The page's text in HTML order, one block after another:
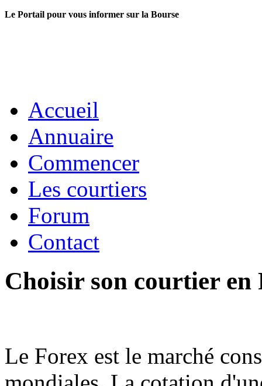
Le Portail pour vous informer sur la Bourse
Accueil
Annuaire
Commencer
Les courtiers
Forum
Contact
Choisir son courtier en
Le Forex est le marché